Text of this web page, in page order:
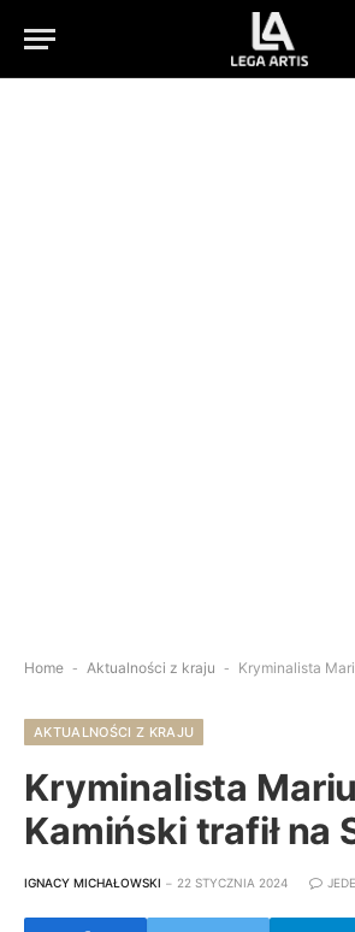
Home - Aktualności z kraju - Kryminalista
AKTUALNOŚCI Z KRAJU
Kryminalista
Kamiński trafił na
IGNACY MICHAŁOWSKI 22 STYCZNIA 2024